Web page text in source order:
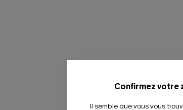
Confirmez votre
Il semble que vous vous